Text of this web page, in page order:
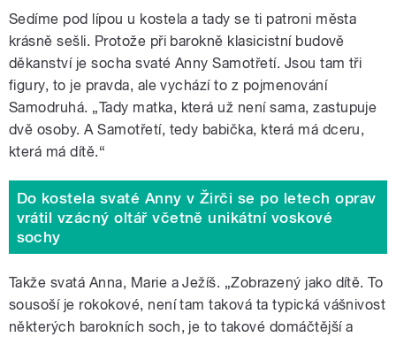
Sedíme pod lípou u kostela a tady se ti patroni města
krásně sešli. Protože při barokně klasicistní budově
děkanství je socha svaté Anny Samotřetí. Jsou tam tři
figury, to je pravda, ale vychází to z pojmenování
Samodruhá. „Tady matka, která už není sama, zastupuje
dvě osoby. A Samotřetí, tedy babička, která má dceru,
která má dítě.“
Do kostela svaté Anny v Žirči se po letech oprav
vrátil vzácný oltář včetně unikátní voskové
sochy
Takže svatá Anna, Marie a Ježíš. „Zobrazený jako dítě. To
sousoší je rokokové, není tam taková ta typická vášnivost
některých barokních soch, je to takové domáčtější a